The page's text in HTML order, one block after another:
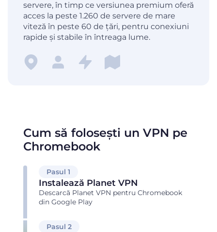
servere, în timp ce versiunea premium oferă
acces la peste 1.260 de servere de mare
viteză în peste 60 de țări, pentru conexiuni
rapide și stabile în întreaga lume.
Cum să folosești un VPN pe
Chromebook
Pasul 1
Instalează Planet VPN
Descarcă Planet VPN pentru Chromebook
din Google Play
Pasul 2